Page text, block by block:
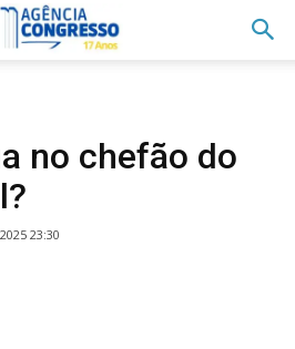
no chefão do
23:30